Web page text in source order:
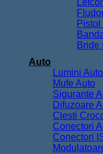
Bride
Auto
Lumini Auto
Mufe Auto
Sigurante
Difuzoare
Clesti
Conectori
Conectori